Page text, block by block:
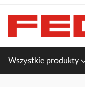
treści
Wszystkie produkty